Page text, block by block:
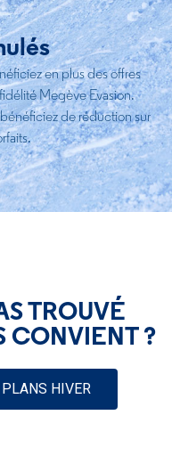
en plus des offres
Megève Evasion.
de réduction sur
TROUVÉ
CONVIENT ?
HIVER